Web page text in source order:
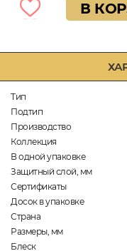
Тип
Подтип
Производство
Коллекция
В одной упаковке
Защитный слой, мм
Сертификаты
Досок в упаковке
Страна
Размеры, мм
Блеск
В